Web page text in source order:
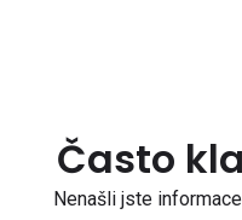
Často
Nenašli jste